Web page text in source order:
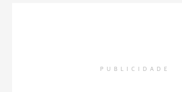
PUBLICIDADE